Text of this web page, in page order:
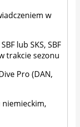
w
lub SKS, SBF
trakcie sezonu
Pro (DAN,
niemieckim,